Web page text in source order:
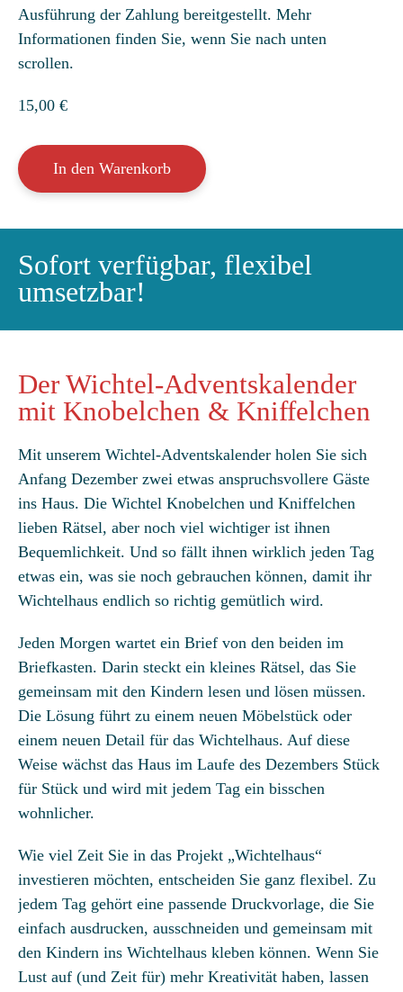
Ausführung der Zahlung bereitgestellt. Mehr
Informationen finden Sie, wenn Sie nach unten
scrollen.
15,00 €
Wichtel-
Adventskalender:
Knobelchen
und
das
In den Warenkorb
Sofort verfügbar, flexibel
umsetzbar!
Der Wichtel-Adventskalender
mit Knobelchen & Kniffelchen
Mit unserem Wichtel-Adventskalender holen Sie sich
Anfang Dezember zwei etwas anspruchsvollere Gäste
ins Haus. Die Wichtel Knobelchen und Kniffelchen
lieben Rätsel, aber noch viel wichtiger ist ihnen
Bequemlichkeit. Und so fällt ihnen wirklich jeden Tag
etwas ein, was sie noch gebrauchen können, damit ihr
Wichtelhaus endlich so richtig gemütlich wird.
Jeden Morgen wartet ein Brief von den beiden im
Briefkasten. Darin steckt ein kleines Rätsel, das Sie
gemeinsam mit den Kindern lesen und lösen müssen.
Die Lösung führt zu einem neuen Möbelstück oder
einem neuen Detail für das Wichtelhaus. Auf diese
Weise wächst das Haus im Laufe des Dezembers Stück
für Stück und wird mit jedem Tag ein bisschen
wohnlicher.
Wie viel Zeit Sie in das Projekt „Wichtelhaus“
investieren möchten, entscheiden Sie ganz flexibel. Zu
jedem Tag gehört eine passende Druckvorlage, die Sie
einfach ausdrucken, ausschneiden und gemeinsam mit
den Kindern ins Wichtelhaus kleben können. Wenn Sie
Lust auf (und Zeit für) mehr Kreativität haben, lassen